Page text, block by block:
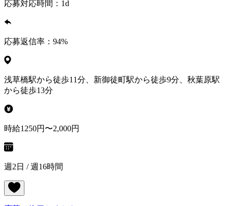
応募対応時間： 1d
応募返信率： 94%
浅草橋駅から徒歩11分、新御徒町駅から徒歩9分、秋葉原駅
から徒歩13分
時給1250円〜2,000円
週2日 / 週16時間